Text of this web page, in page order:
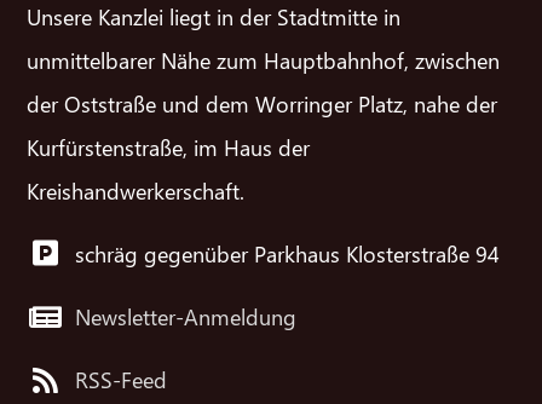
Unsere Kanzlei liegt in der Stadtmitte in
unmittelbarer Nähe zum Hauptbahnhof, zwischen
der Oststraße und dem Worringer Platz, nahe der
Kurfürstenstraße, im Haus der
Kreishandwerkerschaft.
schräg gegenüber Parkhaus Klosterstraße 94
Newsletter-Anmeldung
RSS-Feed